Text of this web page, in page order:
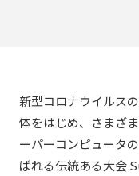
新型コロナウイルス
体をはじめ、さまざ
ーパーコンピュータ
ばれる伝統ある大会